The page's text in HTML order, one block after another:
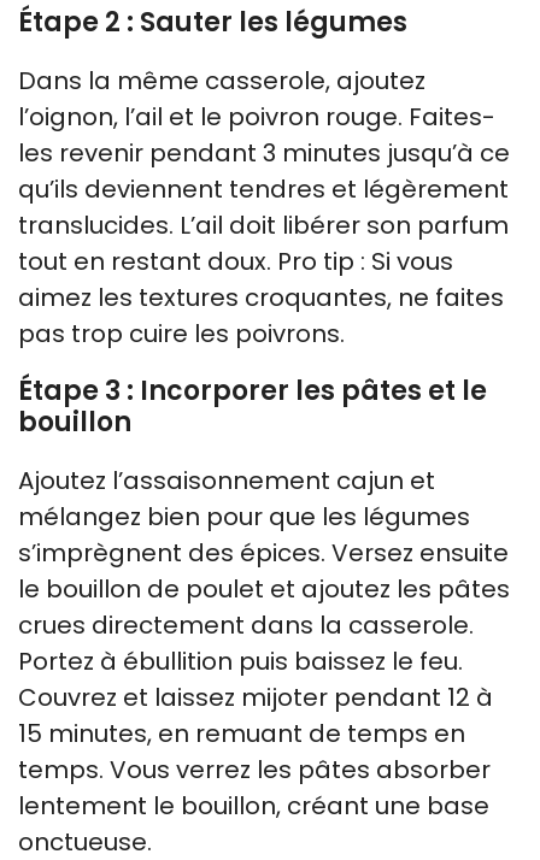
Étape 2 : Sauter les légumes
Dans la même casserole, ajoutez
l’oignon, l’ail et le poivron rouge. Faites-
les revenir pendant 3 minutes jusqu’à ce
qu’ils deviennent tendres et légèrement
translucides. L’ail doit libérer son parfum
tout en restant doux. Pro tip : Si vous
aimez les textures croquantes, ne faites
pas trop cuire les poivrons.
Étape 3 : Incorporer les pâtes et le
bouillon
Ajoutez l’assaisonnement cajun et
mélangez bien pour que les légumes
s’imprègnent des épices. Versez ensuite
le bouillon de poulet et ajoutez les pâtes
crues directement dans la casserole.
Portez à ébullition puis baissez le feu.
Couvrez et laissez mijoter pendant 12 à
15 minutes, en remuant de temps en
temps. Vous verrez les pâtes absorber
lentement le bouillon, créant une base
onctueuse.